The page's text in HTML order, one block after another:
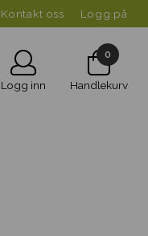
Kontakt oss Logg på
Logg inn
0
Handlekurv